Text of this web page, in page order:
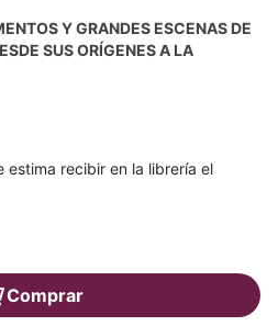
Y GRANDES ESCENAS DE
SUS ORÍGENES A LA
estima recibir en la librería el
Comprar